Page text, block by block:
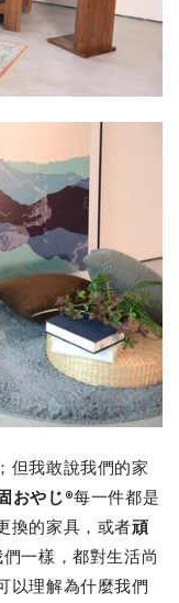
但我敢說我們的家
おやじ®每一件都是
換的家具，或者頑
一樣，都對生活尚
以理解為什麼我們